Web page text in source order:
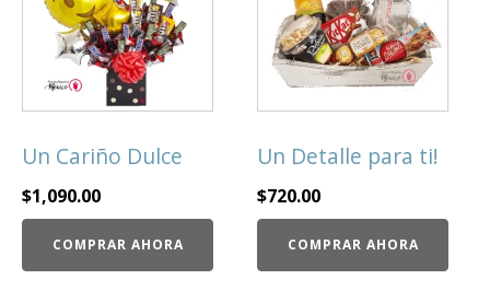
Un Cariño Dulce
$1,090.00
COMPRAR AHORA
Un Detalle para ti!
$720.00
COMPRAR AHORA